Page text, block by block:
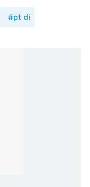
#pt di